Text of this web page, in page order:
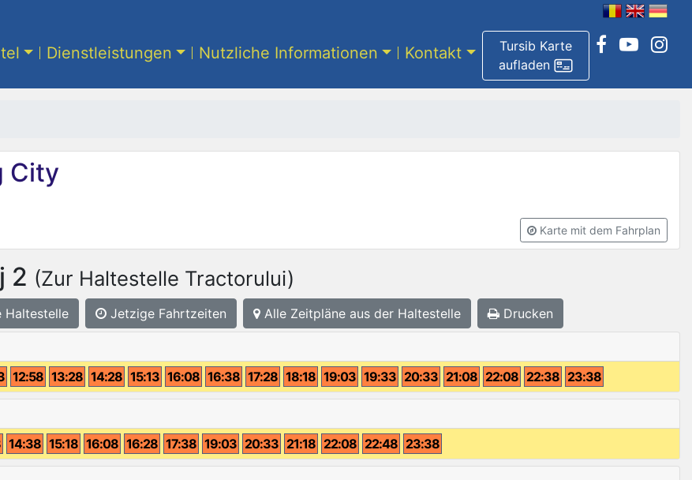
Tursib Karte
aufladen
Dienstleistungen Nutzliche Informationen Kontakt
City
Karte mit dem Fahrplan
2 (Zur Haltestelle Tractorului)
Haltestelle Jetzige Fahrtzeiten Alle Zeitpläne aus der Haltestelle Drucken
12:58 13:28 14:28 15:13 16:08 16:38 17:28 18:18 19:03 19:33 20:33 21:08 22:08 22:38 23:38
14:38 15:18 16:08 16:28 17:38 19:03 20:33 21:18 22:08 22:48 23:38